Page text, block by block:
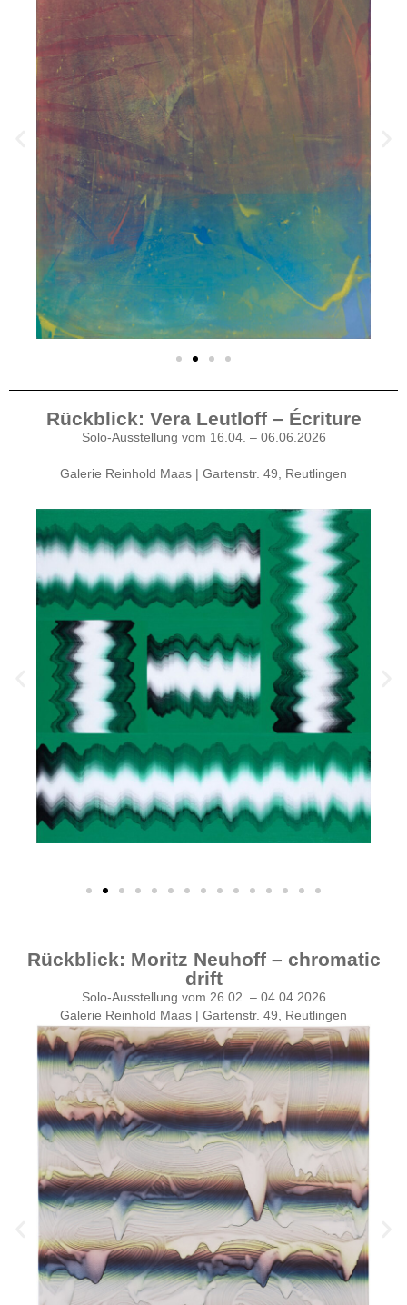
Rückblick: Vera Leutloff – Écriture
Solo-Ausstellung vom 16.04. – 06.06.2026
Galerie Reinhold Maas | Gartenstr. 49, Reutlingen
Rückblick: Moritz Neuhoff – chromatic
drift
Solo-Ausstellung vom 26.02. – 04.04.2026
Galerie Reinhold Maas | Gartenstr. 49, Reutlingen